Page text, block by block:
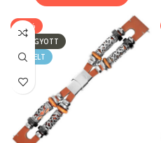
-25%
ELFOGYOTT
KIEMELT